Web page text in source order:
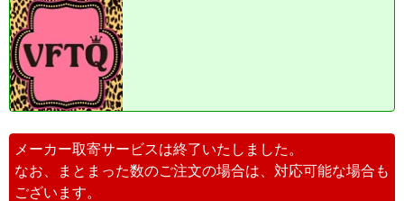
メーカー取寄サービスは終了いたしました。
なお、まとまった数のご注文の場合は、対応可能な場合も
ございます。